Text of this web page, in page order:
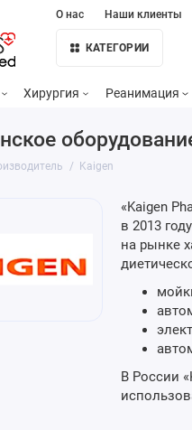
О нас Наши клиенты
КАТЕГОРИИ
Хирургия Реанимация
Kaigen
«Kaigen
в 2013
на рынке
В России